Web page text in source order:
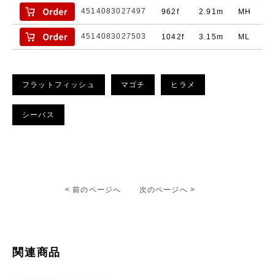
4514083027497 962f 2.91m MH
4514083027503 1042f 3.15m ML
フラットフィッシュ マゴチ ヒラメ
シーバス
< 前のページへ 次のページへ >
関連商品